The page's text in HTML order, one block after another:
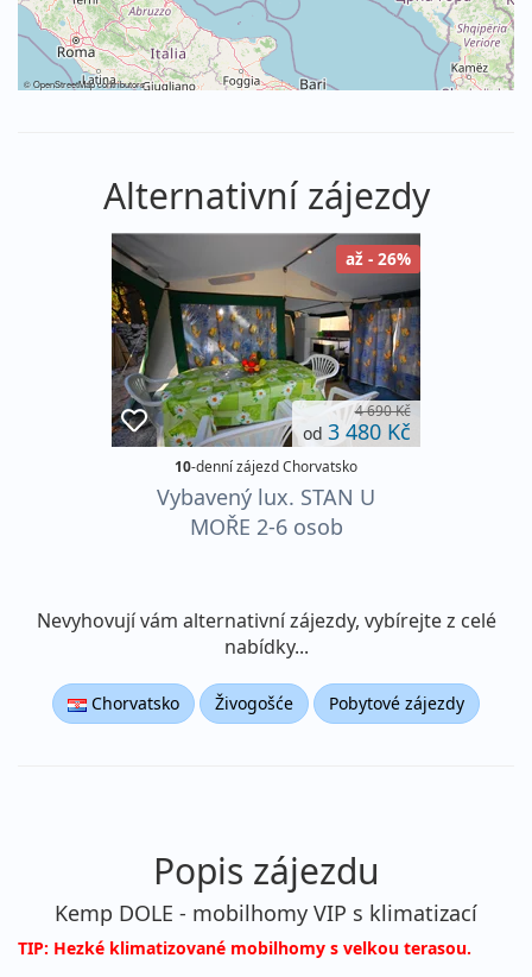
©OpenStreetMapcontributors
Alternativní zájezdy
až - 26%
4 690 Kč
od 3 480 Kč
10-denní zájezd Chorvatsko
Vybavený lux. STAN U
MOŘE 2-6 osob
Nevyhovují vám alternativní zájezdy, vybírejte z celé
nabídky...
Chorvatsko Živogošće Pobytové zájezdy
Popis zájezdu
Kemp DOLE - mobilhomy VIP s klimatizací
TIP: Hezké klimatizované mobilhomy s velkou terasou.